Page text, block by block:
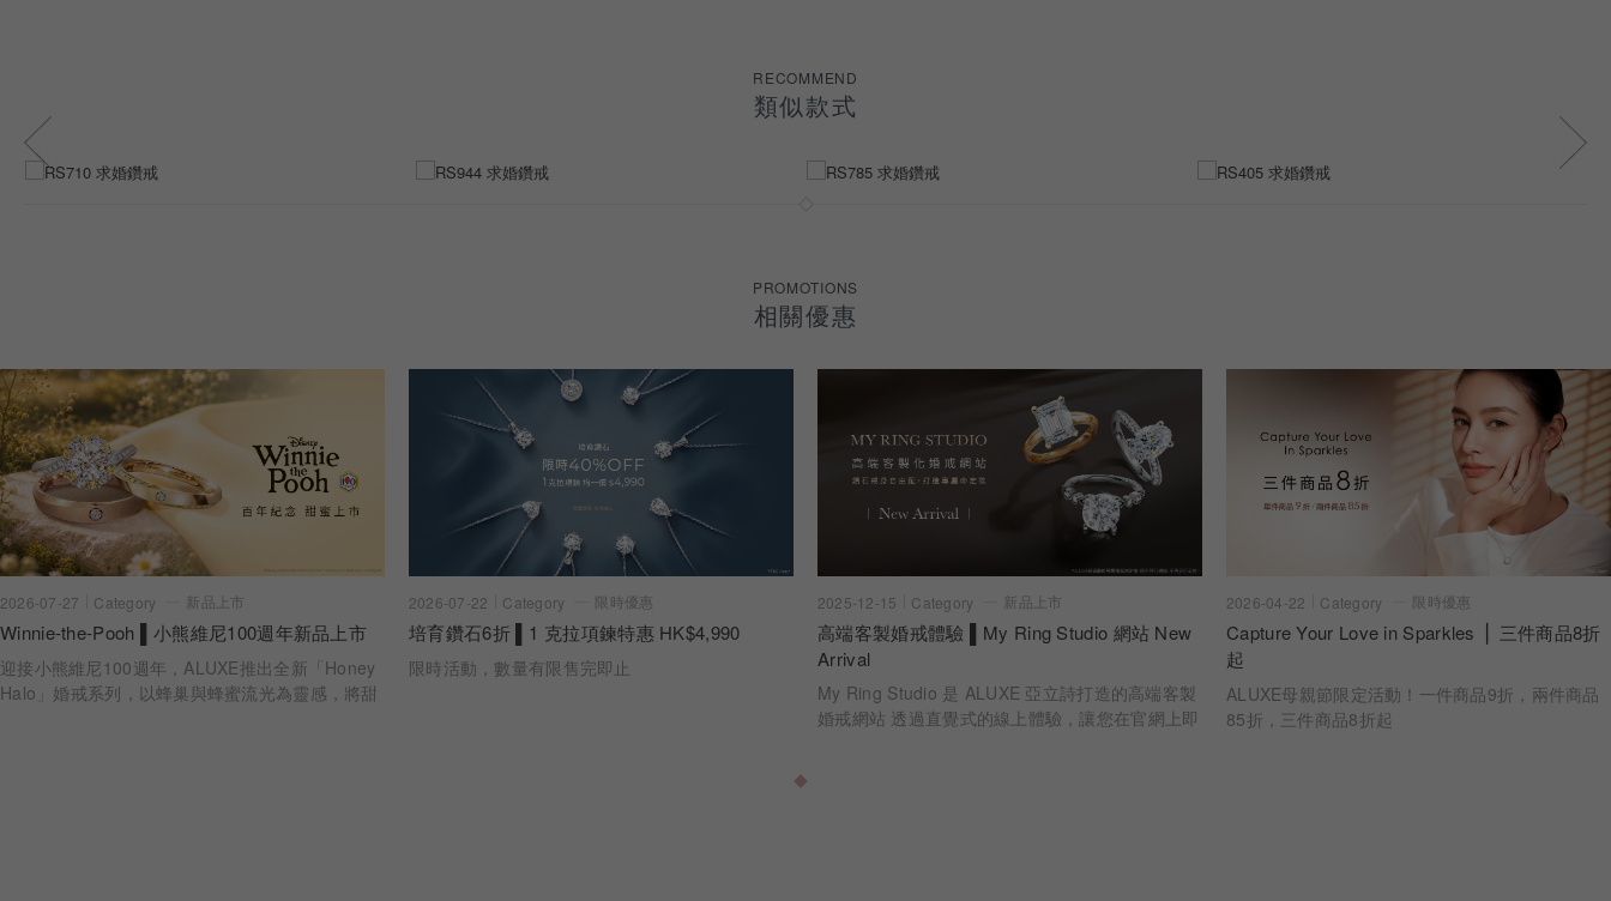
RECOMMEND
類似款式
PROMOTIONS
相關優惠
2026-07-27 Category 新品上市
Winnie-the-Pooh ▌小熊維尼100週年新品上市
迎接小熊維尼100週年，ALUXE推出全新「Honey
Halo」婚戒系列，以蜂巢與蜂蜜流光為靈感，將甜
2026-07-22 Category 限時優惠
培育鑽石6折 ▌1 克拉項鍊特惠 HK$4,990
限時活動，數量有限售完即止
2025-12-15 Category 新品上市
高端客製婚戒體驗 ▌My Ring Studio 網站 New
Arrival
My Ring Studio 是 ALUXE 亞立詩打造的高端客製
婚戒網站 透過直覺式的線上體驗，讓您在官網上即
2026-04-22 Category 限時優惠
Capture Your Love in Sparkles ⎪ 三件商品8折
起
ALUXE母親節限定活動！一件商品9折，兩件商品
85折，三件商品8折起